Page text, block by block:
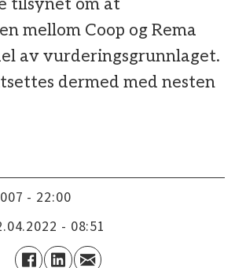
tilsynet om at
mellom Coop og Rema
av vurderingsgrunnlaget.
dermed med nesten
- 22:00
- 08:51